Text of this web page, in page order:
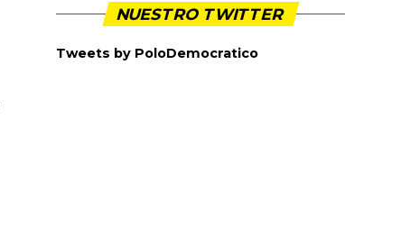
NUESTRO TWITTER
Tweets by PoloDemocratico